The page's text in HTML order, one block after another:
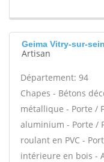
Geima Vitry-sur-
Artisan
Département: 94
Chapes - Bétons
métallique - Porte /
aluminium - Porte /
roulant en PVC -
intérieure en bois -